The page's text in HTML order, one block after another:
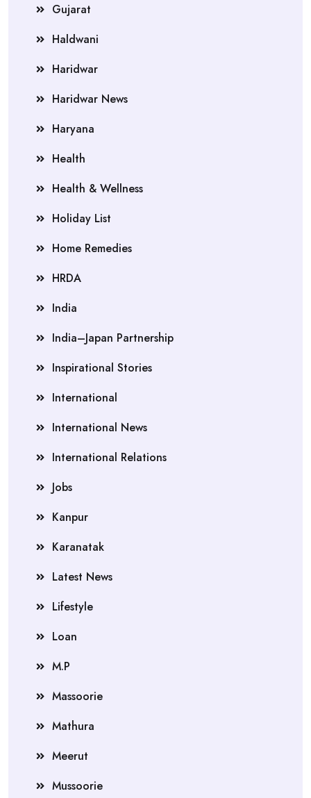
Gujarat
Haldwani
Haridwar
Haridwar News
Haryana
Health
Health & Wellness
Holiday List
Home Remedies
HRDA
India
India–Japan Partnership
Inspirational Stories
International
International News
International Relations
Jobs
Kanpur
Karanatak
Latest News
Lifestyle
Loan
M.P
Massoorie
Mathura
Meerut
Mussoorie